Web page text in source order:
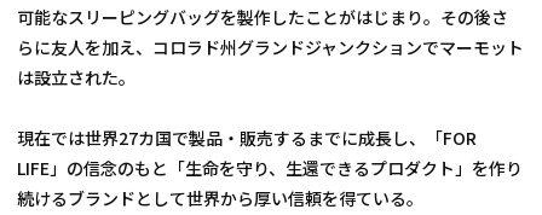
可能なスリーピングバッグを製作したことがはじまり。その後さ
らに友人を加え、コロラド州グランドジャンクションでマーモット
は設立された。
現在では世界27カ国で製品・販売するまでに成長し、「FOR
LIFE」の信念のもと「生命を守り、生還できるプロダクト」を作り
続けるブランドとして世界から厚い信頼を得ている。